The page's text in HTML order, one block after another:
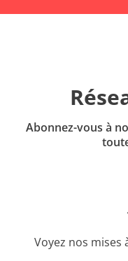
Abonnez-vous à
Voyez nos mises